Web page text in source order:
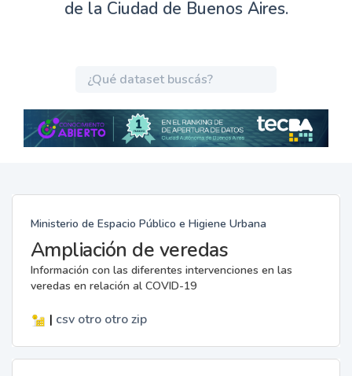
de la Ciudad de Buenos Aires.
Ministerio de Espacio Público e Higiene Urbana
Ampliación de veredas
Información con las diferentes intervenciones en las
veredas en relación al COVID-19
| csv otro otro zip